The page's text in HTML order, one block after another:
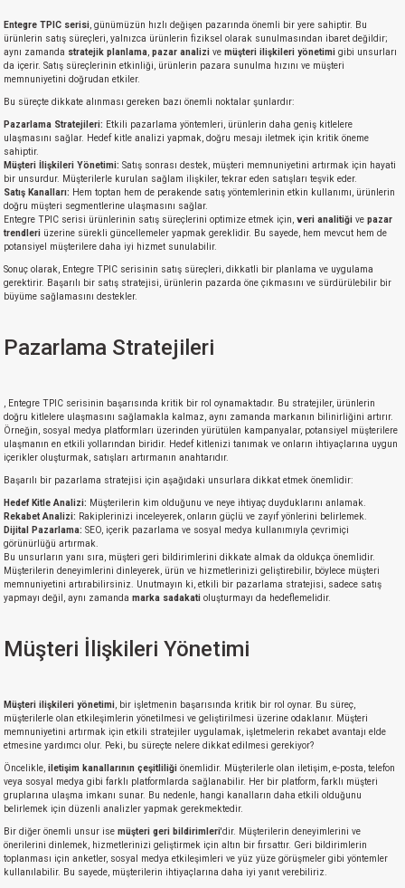
Entegre TPIC serisi , günümüzün hızlı değişen pazarında önemli bir yere sahiptir. Bu
ürünlerin satış süreçleri, yalnızca ürünlerin fiziksel olarak sunulmasından ibaret değildir;
aynı zamanda stratejik planlama pazar analizi ve müşteri ilişkileri yönetimi gibi unsurları
da içerir. Satış süreçlerinin etkinliği, ürünlerin pazara sunulma hızını ve müşteri
memnuniyetini doğrudan etkiler.
Bu süreçte dikkate alınması gereken bazı önemli noktalar şunlardır:
Pazarlama Stratejileri: Etkili pazarlama yöntemleri, ürünlerin daha geniş kitlelere
ulaşmasını sağlar. Hedef kitle analizi yapmak, doğru mesajı iletmek için kritik öneme
sahiptir.
Müşteri İlişkileri Yönetimi: Satış sonrası destek, müşteri memnuniyetini artırmak için hayati
bir unsurdur. Müşterilerle kurulan sağlam ilişkiler, tekrar eden satışları teşvik eder.
Satış Kanalları: Hem toptan hem de perakende satış yöntemlerinin etkin kullanımı, ürünlerin
doğru müşteri segmentlerine ulaşmasını sağlar.
Entegre TPIC serisi ürünlerinin satış süreçlerini optimize etmek için, veri analitiği ve pazar
trendleri üzerine sürekli güncellemeler yapmak gereklidir. Bu sayede, hem mevcut hem de
potansiyel müşterilere daha iyi hizmet sunulabilir.
Sonuç olarak, Entegre TPIC serisinin satış süreçleri, dikkatli bir planlama ve uygulama
gerektirir. Başarılı bir satış stratejisi, ürünlerin pazarda öne çıkmasını ve sürdürülebilir bir
büyüme sağlamasını destekler.
Pazarlama Stratejileri
, Entegre TPIC serisinin başarısında kritik bir rol oynamaktadır. Bu stratejiler, ürünlerin
doğru kitlelere ulaşmasını sağlamakla kalmaz, aynı zamanda markanın bilinirliğini artırır.
Örneğin, sosyal medya platformları üzerinden yürütülen kampanyalar, potansiyel müşterilere
ulaşmanın en etkili yollarından biridir. Hedef kitlenizi tanımak ve onların ihtiyaçlarına uygun
içerikler oluşturmak, satışları artırmanın anahtarıdır.
Başarılı bir pazarlama stratejisi için aşağıdaki unsurlara dikkat etmek önemlidir:
Hedef Kitle Analizi: Müşterilerin kim olduğunu ve neye ihtiyaç duyduklarını anlamak.
Rekabet Analizi: Rakiplerinizi inceleyerek, onların güçlü ve zayıf yönlerini belirlemek.
Dijital Pazarlama: SEO, içerik pazarlama ve sosyal medya kullanımıyla çevrimiçi
görünürlüğü artırmak.
Bu unsurların yanı sıra, müşteri geri bildirimlerini dikkate almak da oldukça önemlidir.
Müşterilerin deneyimlerini dinleyerek, ürün ve hizmetlerinizi geliştirebilir, böylece müşteri
memnuniyetini artırabilirsiniz. Unutmayın ki, etkili bir pazarlama stratejisi, sadece satış
yapmayı değil, aynı zamanda marka sadakati oluşturmayı da hedeflemelidir.
Müşteri İlişkileri Yönetimi
Müşteri ilişkileri yönetimi , bir işletmenin başarısında kritik bir rol oynar. Bu süreç,
müşterilerle olan etkileşimlerin yönetilmesi ve geliştirilmesi üzerine odaklanır. Müşteri
memnuniyetini artırmak için etkili stratejiler uygulamak, işletmelerin rekabet avantajı elde
etmesine yardımcı olur. Peki, bu süreçte nelere dikkat edilmesi gerekiyor?
Öncelikle, iletişim kanallarının çeşitliliği önemlidir. Müşterilerle olan iletişim, e-posta, telefon
veya sosyal medya gibi farklı platformlarda sağlanabilir. Her bir platform, farklı müşteri
gruplarına ulaşma imkanı sunar. Bu nedenle, hangi kanalların daha etkili olduğunu
belirlemek için düzenli analizler yapmak gerekmektedir.
Bir diğer önemli unsur ise müşteri geri bildirimleri'dir. Müşterilerin deneyimlerini ve
önerilerini dinlemek, hizmetlerinizi geliştirmek için altın bir fırsattır. Geri bildirimlerin
toplanması için anketler, sosyal medya etkileşimleri ve yüz yüze görüşmeler gibi yöntemler
kullanılabilir. Bu sayede, müşterilerin ihtiyaçlarına daha iyi yanıt verebiliriz.